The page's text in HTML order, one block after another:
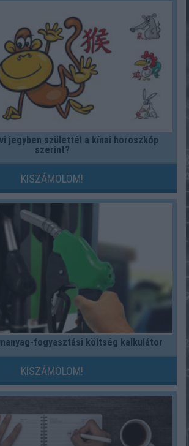
jegyben születtél a kínai horoszkóp
szerint?
KISZÁMOLOM!
fogyasztási költség kalkulátor
KISZÁMOLOM!